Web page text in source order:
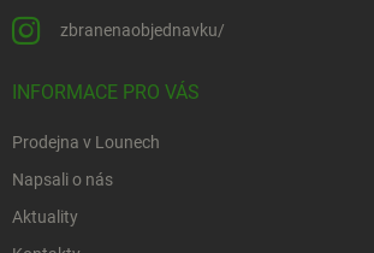
zbranenaobjednavku/
INFORMACE PRO VÁS
Prodejna v Lounech
Napsali o nás
Aktuality